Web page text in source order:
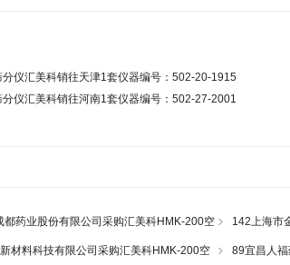
分仪汇美科销往天津1套仪器编号：502-20-1915
分仪汇美科销往河南1套仪器编号：502-27-2001
都药业股份有限公司采购汇美科HMK-200空
142上海市
气喷射筛一套
材料科技有限公司采购汇美科HMK-200空
89宜昌人